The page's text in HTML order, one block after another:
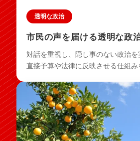
透明な政治
市民の声を届ける透明な政
対話を重視し、隠し事のない政治
直接予算や法律に反映させる仕組み